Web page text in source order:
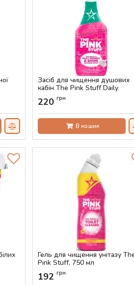
Засіб для чищення душових
кабін The Pink Stuff Daily
Shower & Shine, 850 мл
Артикул:
220 грн
В кошик
Гель для чищення унітазу
Pink Stuff, 750 мл
Артикул:AS-00250
192 грн